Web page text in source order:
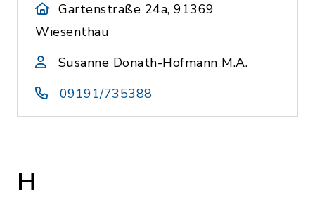
Gartenstraße 24a, 91369
Wiesenthau
Susanne Donath-Hofmann M.A.
09191/735388
H